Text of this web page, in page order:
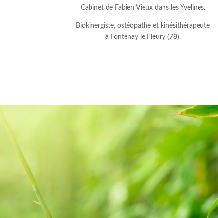
Cabinet de Fabien Vieux dans les Yvelines.
Biokinergiste, ostéopathe et kinésithérapeute
à Fontenay le Fleury (78).